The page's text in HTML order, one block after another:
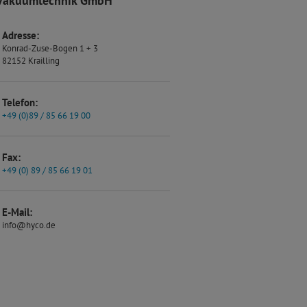
Adresse:
Konrad-Zuse-Bogen 1 + 3
82152 Krailling
Telefon:
+49 (0)89 / 85 66 19 00
Fax:
+49 (0) 89 / 85 66 19 01
E-Mail:
info@hyco.de